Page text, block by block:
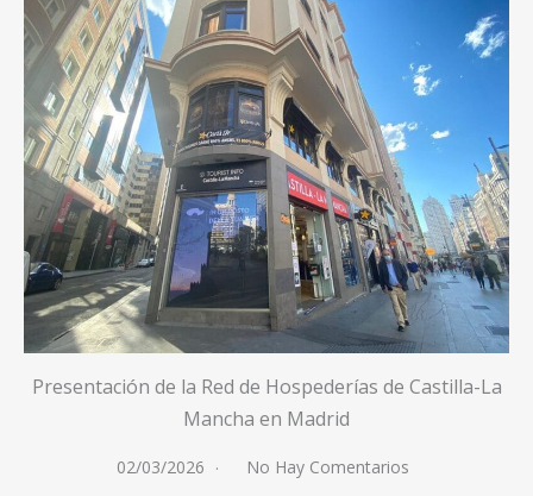
Presentación de la Red de Hospederías de Castilla-La
Mancha en Madrid
02/03/2026 No Hay Comentarios